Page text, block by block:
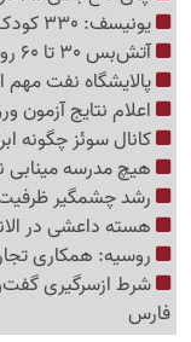
یونیسف: 330 کودک قربانی شیوع ابولا در کنگو شدند
آتش‌بس 30 تا 60 روزه
پالایشگاه نفت
اعلام نتایج آزمون
کانال سوئز چگونه
هیچ مدرسه مینابی
رشد چشمگیر ظرفیت
هسته داعشی در
روسیه: همکاری
شرط ازسرگیری
فارس